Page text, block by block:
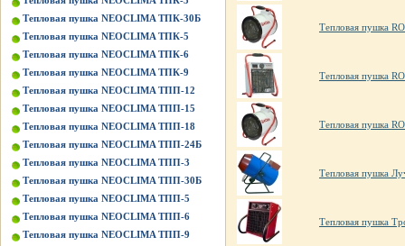
Тепловая пушка NEOCLIMA ТПК-30Б
Тепловая пушка NEOCLIMA ТПК-5
Тепловая пушка NEOCLIMA ТПК-6
Тепловая пушка NEOCLIMA ТПК-9
Тепловая пушка NEOCLIMA ТПП-12
Тепловая пушка NEOCLIMA ТПП-15
Тепловая пушка NEOCLIMA ТПП-18
Тепловая пушка NEOCLIMA ТПП-24Б
Тепловая пушка NEOCLIMA ТПП-3
Тепловая пушка NEOCLIMA ТПП-30Б
Тепловая пушка NEOCLIMA ТПП-5
Тепловая пушка NEOCLIMA ТПП-6
Тепловая пушка NEOCLIMA ТПП-9
Тепловая пушка
Тепловая пушка
Тепловая пушка
Тепловая пушка
Тепловая пушка